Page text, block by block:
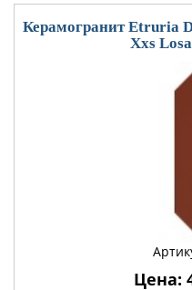
Керамогранит Etruria
Xxs
Цена: